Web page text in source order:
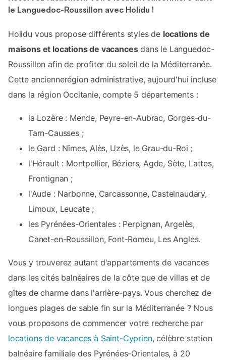
le Languedoc-Roussillon avec Holidu !
Holidu vous propose différents styles de locations de
maisons et locations de vacancesdans le Languedoc-
Roussillon afin de profiter du soleil de la Méditerranée.
Cette anciennerégion administrative, aujourd'hui incluse
dans la région Occitanie, compte 5 départements :
la Lozère : Mende, Peyre-en-Aubrac, Gorges-du-
Tarn-Causses ;
le Gard : Nîmes, Alès, Uzès, le Grau-du-Roi ;
l'Hérault : Montpellier, Béziers, Agde, Sète, Lattes,
Frontignan ;
l'Aude : Narbonne, Carcassonne, Castelnaudary,
Limoux, Leucate ;
les Pyrénées-Orientales : Perpignan, Argelès,
Canet-en-Roussillon, Font-Romeu, Les Angles.
Vous y trouverez autant d'appartements de vacances
dans les cités balnéaires de la côte que de villas et de
gîtes de charme dans l'arrière-pays. Vous cherchez de
longues plages de sable fin sur la Méditerranée ? Nous
vous proposons de commencer votre recherche par
locations de vacances à Saint-Cyprien, célèbre station
balnéaire familiale des Pyrénées-Orientales, à 20